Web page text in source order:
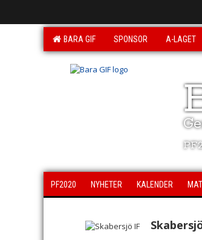
BARA GIF SPONSOR A-LAGET
PF2020 NYHETER KALENDER